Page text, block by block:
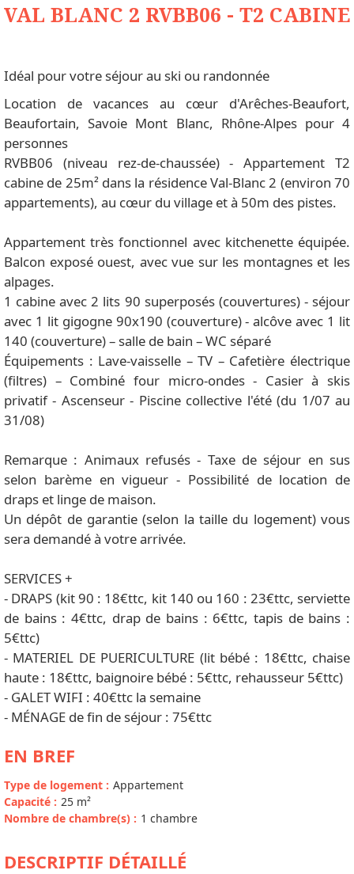
VAL BLANC 2 RVBB06 - T2 CABINE
Idéal pour votre séjour au ski ou randonnée
Location de vacances au cœur d'Arêches-Beaufort,
Beaufortain, Savoie Mont Blanc, Rhône-Alpes pour 4
personnes
RVBB06 (niveau rez-de-chaussée) - Appartement T2
cabine de 25m² dans la résidence Val-Blanc 2 (environ 70
appartements), au cœur du village et à 50m des pistes.
Appartement très fonctionnel avec kitchenette équipée.
Balcon exposé ouest, avec vue sur les montagnes et les
alpages.
1 cabine avec 2 lits 90 superposés (couvertures) - séjour
avec 1 lit gigogne 90x190 (couverture) - alcôve avec 1 lit
140 (couverture) – salle de bain – WC séparé
Équipements : Lave-vaisselle – TV – Cafetière électrique
(filtres) – Combiné four micro-ondes - Casier à skis
privatif - Ascenseur - Piscine collective l'été (du 1/07 au
31/08)
Remarque : Animaux refusés - Taxe de séjour en sus
selon barème en vigueur - Possibilité de location de
draps et linge de maison.
Un dépôt de garantie (selon la taille du logement) vous
sera demandé à votre arrivée.
SERVICES +
- DRAPS (kit 90 : 18€ttc, kit 140 ou 160 : 23€ttc, serviette
de bains : 4€ttc, drap de bains : 6€ttc, tapis de bains :
5€ttc)
- MATERIEL DE PUERICULTURE (lit bébé : 18€ttc, chaise
haute : 18€ttc, baignoire bébé : 5€ttc, rehausseur 5€ttc)
- GALET WIFI : 40€ttc la semaine
- MÉNAGE de fin de séjour : 75€ttc
EN BREF
Type de logement : Appartement
Capacité : 25 m²
Nombre de chambre(s) : 1 chambre
DESCRIPTIF DÉTAILLÉ